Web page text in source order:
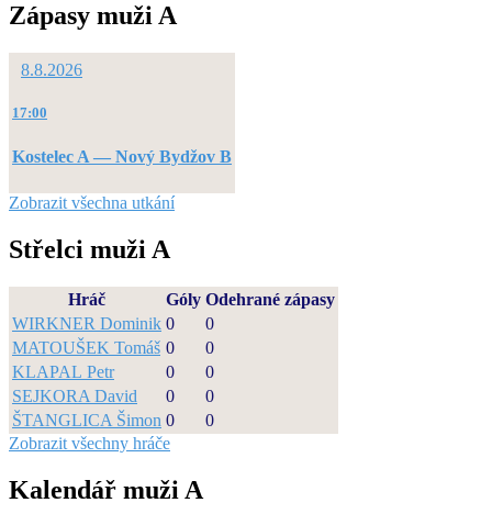
Zápasy muži A
8.8.2026
17:00
Kostelec A — Nový Bydžov B
Zobrazit všechna utkání
Střelci muži A
Hráč Góly Odehrané zápasy
WIRKNER Dominik 0
0
MATOUŠEK Tomáš 0
0
KLAPAL Petr
0
0
SEJKORA David
0
0
ŠTANGLICA Šimon 0
0
Zobrazit všechny hráče
Kalendář muži A